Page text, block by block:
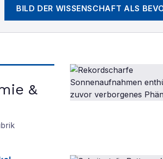
BILD DER WISSENSCHAFT ALS
&